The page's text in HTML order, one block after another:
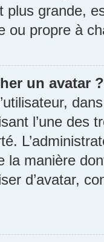
plus grande,
ou propre à
un avatar ?
l’une des
la manière
d’avatar,